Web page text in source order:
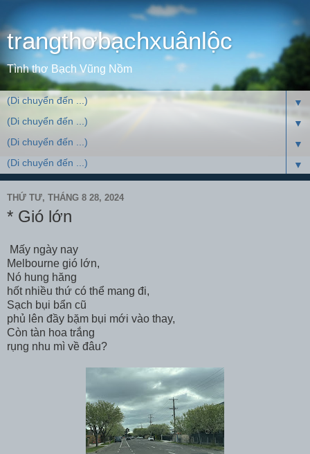
trangthơbạchxuânlộc
Tình thơ Bạch Vũng Nồm
▼
▼
▼
▼
THỨ TƯ, THÁNG 8 28, 2024
* Gió lớn
Mấy ngày nay
Melbourne gió lớn,
Nó hung hăng
hốt nhiều thứ có thể mang đi,
Sạch bụi bẩn cũ
phủ lên đầy bặm bụi mới vào thay,
Còn tàn hoa trắng
rụng nhu mì về đâu?